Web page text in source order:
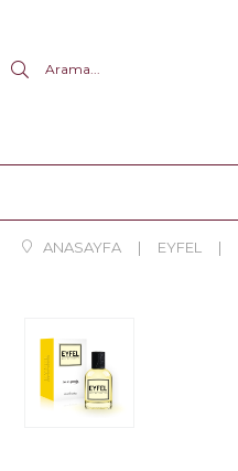
Arama...
ANASAYFA EYFEL